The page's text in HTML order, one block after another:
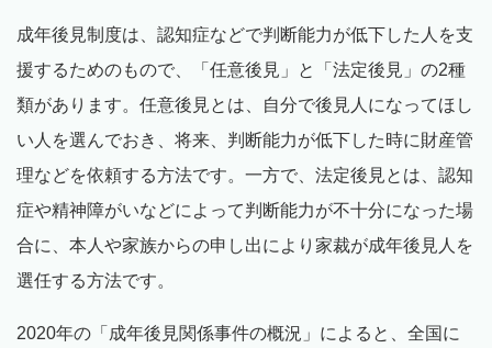
成年後見制度は、認知症などで判断能力が低下した人を支
援するためのもので、「任意後見」と「法定後見」の2種
類があります。任意後見とは、自分で後見人になってほし
い人を選んでおき、将来、判断能力が低下した時に財産管
理などを依頼する方法です。一方で、法定後見とは、認知
症や精神障がいなどによって判断能力が不十分になった場
合に、本人や家族からの申し出により家裁が成年後見人を
選任する方法です。
2020年の「成年後見関係事件の概況」によると、全国に